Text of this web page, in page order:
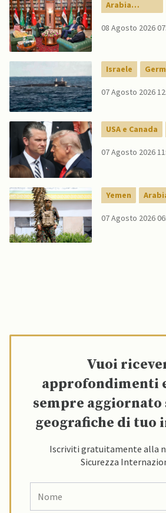
Arabia
Saudita
08 Agosto 2026
Israele
07 Agosto 2026
USA e Canada
07 Agosto 2026
Yemen
07 Agosto 2026
Vuoi
approfondimenti
sempre aggiornato
geografiche di tuo
Iscriviti gratuitamente alla
Sicurezza